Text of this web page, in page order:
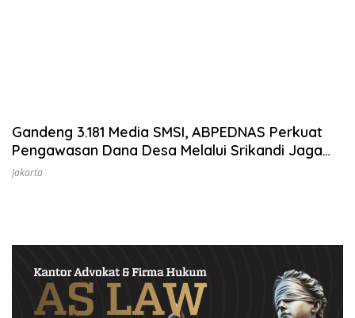
Gandeng 3.181 Media SMSI, ABPEDNAS Perkuat
Pengawasan Dana Desa Melalui Srikandi Jaga
Desa
Jakarta